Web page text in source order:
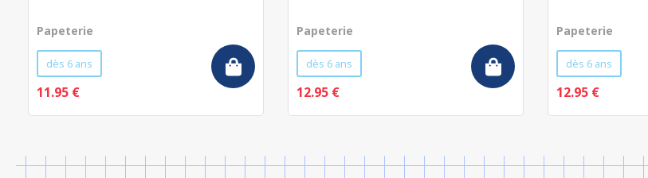
Papeterie
dès 6 ans
11.95 €
Papeterie
dès 6 ans
12.95 €
Papeterie
dès 6 ans
12.95 €